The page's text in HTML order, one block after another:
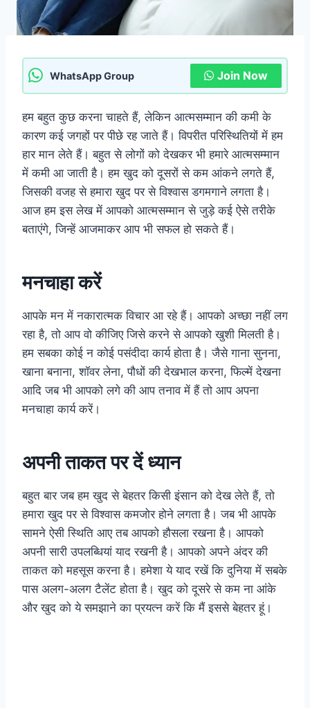
WhatsApp Group Join Now
हम बहुत कुछ करना चाहते हैं, लेकिन आत्मसम्मान की कमी के
कारण कई जगहों पर पीछे रह जाते हैं। विपरीत परिस्थितियों में हम
हार मान लेते हैं। बहुत से लोगों को देखकर भी हमारे आत्मसम्मान
में कमी आ जाती है। हम खुद को दूसरों से कम आंकने लगते हैं,
जिसकी वजह से हमारा खुद पर से विश्वास डगमगाने लगता है।
आज हम इस लेख में आपको आत्मसम्मान से जुड़े कई ऐसे तरीके
बताएंगे, जिन्हें आजमाकर आप भी सफल हो सकते हैं।
मनचाहा करें
आपके मन में नकारात्मक विचार आ रहे हैं। आपको अच्छा नहीं लग
रहा है, तो आप वो कीजिए जिसे करने से आपको खुशी मिलती है।
हम सबका कोई न कोई पसंदीदा कार्य होता है। जैसे गाना सुनना,
खाना बनाना, शॉवर लेना, पौधों की देखभाल करना, फिल्में देखना
आदि जब भी आपको लगे की आप तनाव में हैं तो आप अपना
मनचाहा कार्य करें।
अपनी ताकत पर दें ध्यान
बहुत बार जब हम खुद से बेहतर किसी इंसान को देख लेते हैं, तो
हमारा खुद पर से विश्वास कमजोर होने लगता है। जब भी आपके
सामने ऐसी स्थिति आए तब आपको हौसला रखना है। आपको
अपनी सारी उपलब्धियां याद रखनी है। आपको अपने अंदर की
ताकत को महसूस करना है। हमेशा ये याद रखें कि दुनिया में सबके
पास अलग-अलग टैलेंट होता है। खुद को दूसरे से कम ना आंके
और खुद को ये समझाने का प्रयत्न करें कि मैं इससे बेहतर हूं।